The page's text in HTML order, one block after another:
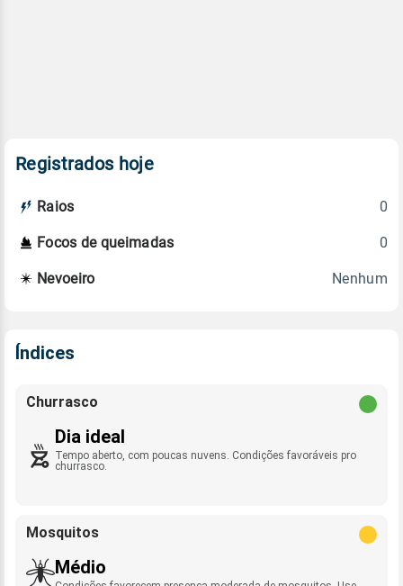
Registrados hoje
Raios 0
Focos de queimadas 0
Nevoeiro Nenhum
Índices
Churrasco
Dia ideal
Tempo aberto, com poucas nuvens. Condições favoráveis pro
churrasco.
Mosquitos
Médio